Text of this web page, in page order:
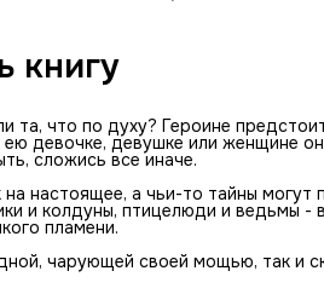
книгу
та, что по духу? Героине
девочке, девушке или женщине
сложись все иначе.
настоящее, а чьи-то тайны могут
и колдуны, птицелюди и ведьмы -
пламени.
чарующей своей мощью, так и